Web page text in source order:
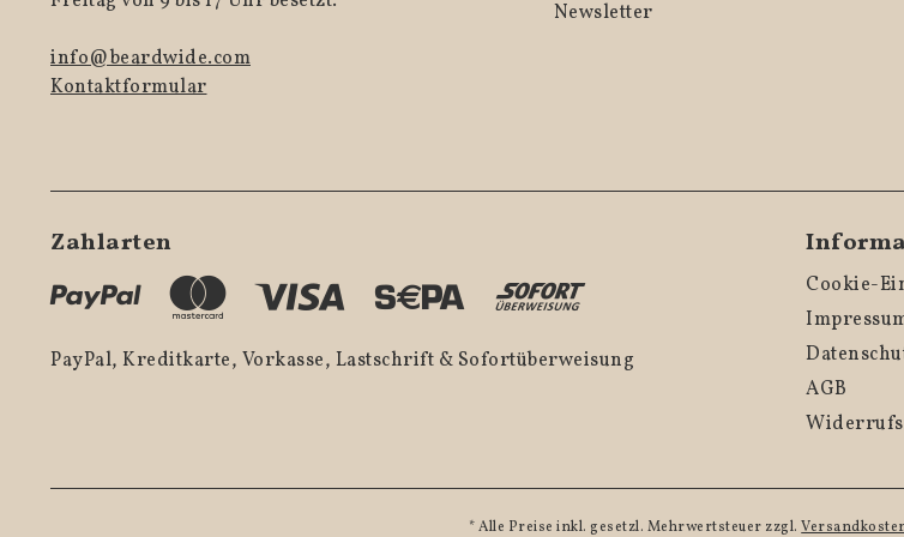
info@beardwide.com
Kontaktformular
Newsletter
Zahlarten
PayPal, Kreditkarte, Vorkasse, Lastschrift & Sofortüberweisung
Cookie-
AGB
* Alle Preise inkl. gesetzl. Mehrwertsteuer zzgl.